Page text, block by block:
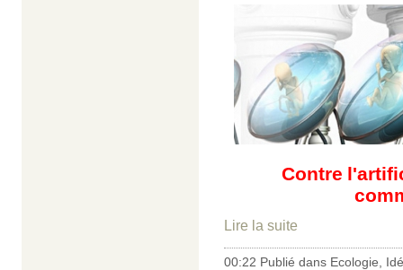
Contre
Lire la suite
00:22 Publié dans Ecologie